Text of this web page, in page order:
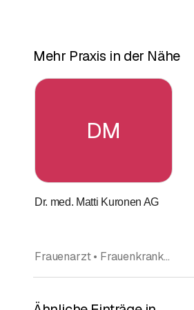
Mehr Praxis in der Nähe
DM
Dr. med. Matti Kuronen AG
Frauenarzt • Frauenkrankheiten und Geburtshilfe (Gynäkologie und Geburtshilfe) • Praxis • Praxis • Ärzte